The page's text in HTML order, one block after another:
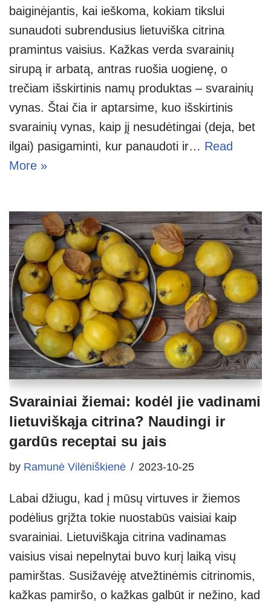
baiginėjantis, kai ieškoma, kokiam tikslui
sunaudoti subrendusius lietuviška citrina
pramintus vaisius. Kažkas verda svarainių
sirupą ir arbatą, antras ruošia uogienę, o
trečiam išskirtinis namų produktas – svarainių
vynas. Štai čia ir aptarsime, kuo išskirtinis
svarainių vynas, kaip jį nesudėtingai (deja, bet
ilgai) pasigaminti, kur panaudoti ir… Read
More »
Svarainiai žiemai: kodėl jie vadinami
lietuviškąja citrina? Naudingi ir
gardūs receptai su jais
by Ramunė Vilėniškienė 2023-10-25
Labai džiugu, kad į mūsų virtuves ir žiemos
podėlius grįžta tokie nuostabūs vaisiai kaip
svarainiai. Lietuviškąja citrina vadinamas
vaisius visai nepelnytai buvo kurį laiką visų
pamirštas. Susižavėję atvežtinėmis citrinomis,
kažkas pamiršo, o kažkas galbūt ir nežino, kad